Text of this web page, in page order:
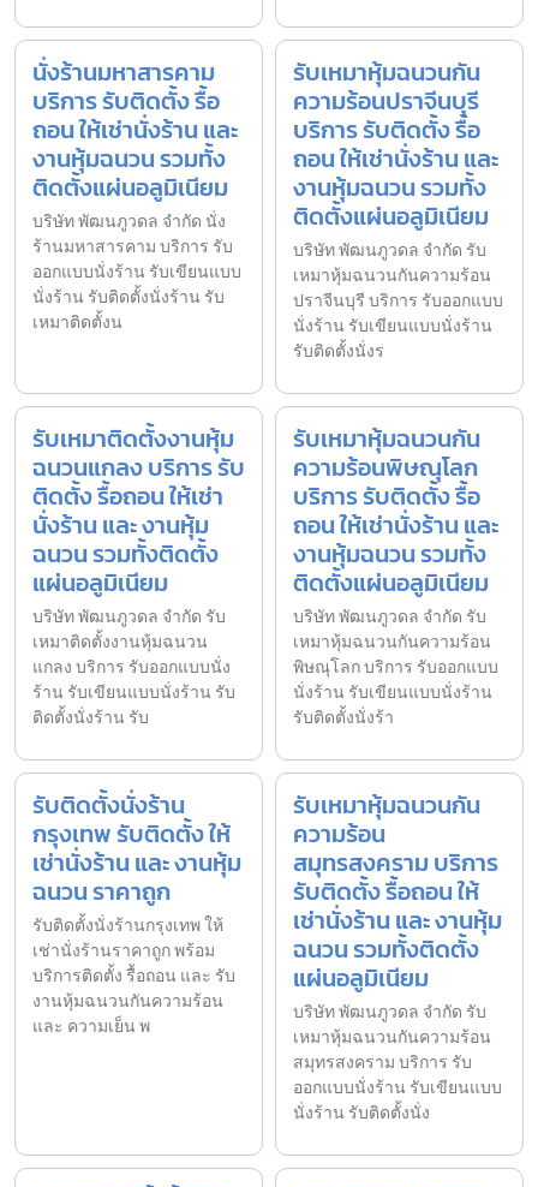
นั่งร้านมหาสารคาม
บริการ รับติดตั้ง รื้อ
ถอน ให้เช่านั่งร้าน และ
งานหุ้มฉนวน รวมทั้ง
ติดตั้งแผ่นอลูมิเนียม
บริษัท พัฒนภูวดล จำกัด นั่ง
ร้านมหาสารคาม บริการ รับ
ออกแบบนั่งร้าน รับเขียนแบบ
นั่งร้าน รับติดตั้งนั่งร้าน รับ
เหมาติดตั้งน
รับเหมาหุ้มฉนวนกัน
ความร้อนปราจีนบุรี
บริการ รับติดตั้ง รื้อ
ถอน ให้เช่านั่งร้าน และ
งานหุ้มฉนวน รวมทั้ง
ติดตั้งแผ่นอลูมิเนียม
บริษัท พัฒนภูวดล จำกัด รับ
เหมาหุ้มฉนวนกันความร้อน
ปราจีนบุรี บริการ รับออกแบบ
นั่งร้าน รับเขียนแบบนั่งร้าน
รับติดตั้งนั่งร
รับเหมาติดตั้งงานหุ้ม
ฉนวนแกลง บริการ รับ
ติดตั้ง รื้อถอน ให้เช่า
นั่งร้าน และ งานหุ้ม
ฉนวน รวมทั้งติดตั้ง
แผ่นอลูมิเนียม
บริษัท พัฒนภูวดล จำกัด รับ
เหมาติดตั้งงานหุ้มฉนวน
แกลง บริการ รับออกแบบนั่ง
ร้าน รับเขียนแบบนั่งร้าน รับ
ติดตั้งนั่งร้าน รับ
รับเหมาหุ้มฉนวนกัน
ความร้อนพิษณุโลก
บริการ รับติดตั้ง รื้อ
ถอน ให้เช่านั่งร้าน และ
งานหุ้มฉนวน รวมทั้ง
ติดตั้งแผ่นอลูมิเนียม
บริษัท พัฒนภูวดล จำกัด รับ
เหมาหุ้มฉนวนกันความร้อน
พิษณุโลก บริการ รับออกแบบ
นั่งร้าน รับเขียนแบบนั่งร้าน
รับติดตั้งนั่งร้า
รับติดตั้งนั่งร้าน
กรุงเทพ รับติดตั้ง ให้
เช่านั่งร้าน และ งานหุ้ม
ฉนวน ราคาถูก
รับติดตั้งนั่งร้านกรุงเทพ ให้
เช่านั่งร้านราคาถูก พร้อม
บริการติดตั้ง รื้อถอน และ รับ
งานหุ้มฉนวนกันความร้อน
และ ความเย็น พ
รับเหมาหุ้มฉนวนกัน
ความร้อน
สมุทรสงคราม บริการ
รับติดตั้ง รื้อถอน ให้
เช่านั่งร้าน และ งานหุ้ม
ฉนวน รวมทั้งติดตั้ง
แผ่นอลูมิเนียม
บริษัท พัฒนภูวดล จำกัด รับ
เหมาหุ้มฉนวนกันความร้อน
สมุทรสงคราม บริการ รับ
ออกแบบนั่งร้าน รับเขียนแบบ
นั่งร้าน รับติดตั้งนั่ง